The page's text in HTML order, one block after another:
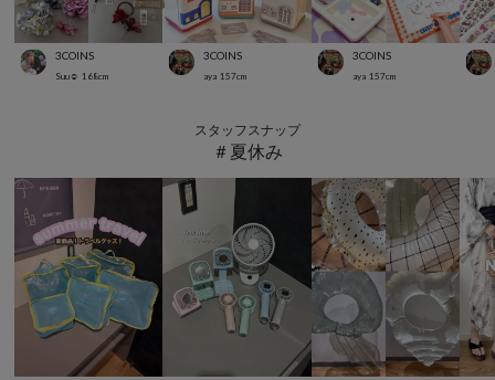
3COINS
Suu☺︎ 168cm
3COINS
aya 157cm
3COINS
aya 157cm
スタッフスナップ
＃夏休み